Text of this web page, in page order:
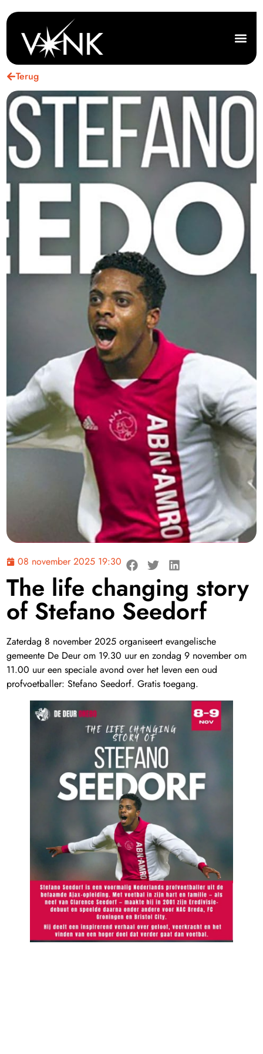
Terug
08 november 2025 19:30
The life changing story
of Stefano Seedorf
Zaterdag 8 november 2025 organiseert evangelische
gemeente De Deur om 19.30 uur en zondag 9 november om
11.00 uur een speciale avond over het leven een oud
profvoetballer: Stefano Seedorf. Gratis toegang.